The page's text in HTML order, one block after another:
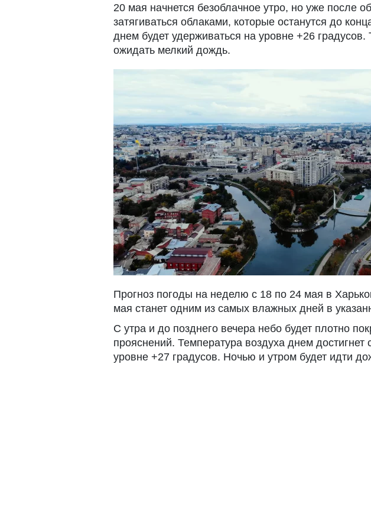
20 мая начнется безоблачное утро, но уже после
затягиваться облаками, которые останутся до
днем ​​будет удерживаться на уровне +26 градусов.
ожидать мелкий дождь.
Прогноз погоды на неделю с 18 по 24 мая в
мая станет одним из самых влажных дней в
С утра и до позднего вечера небо будет плотно
прояснений. Температура воздуха днем ​​достигнет
уровне +27 градусов. Ночью и утром будет идти